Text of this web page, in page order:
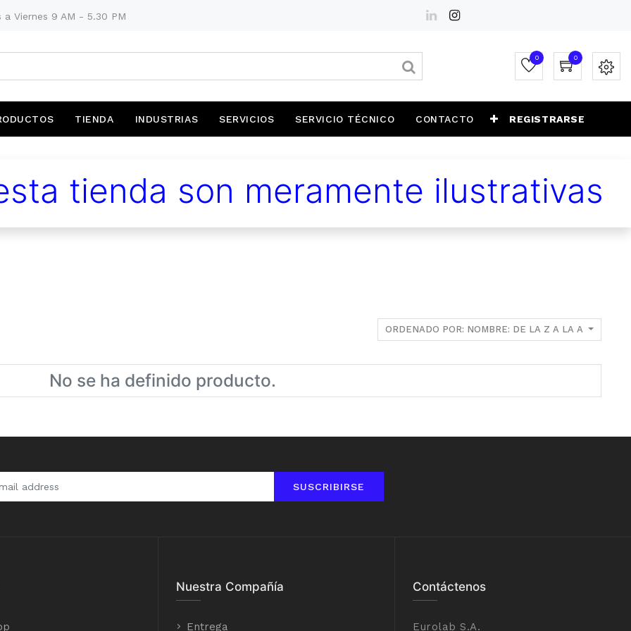
a Viernes 9 AM - 5.30 PM
0 0
TIENDA INDUSTRIAS SERVICIOS SERVICIO TÉCNICO CONTACTO REGISTRARSE
tienda son meramente ilustrativas
ORDENADO POR: NOMBRE: DE LA Z A LA A
No se ha definido producto.
SUSCRIBIRSE
Nuestra Compañía
Entrega
Contáctenos
Eurolab S.A.